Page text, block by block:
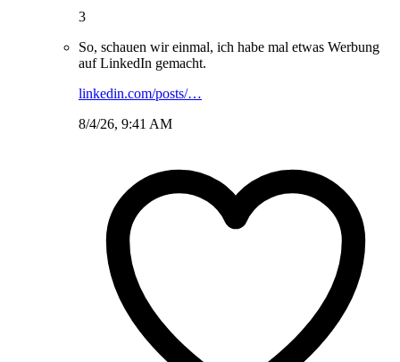
3
So, schauen wir einmal, ich habe mal etwas Werbung
auf LinkedIn gemacht.
linkedin.com/posts/…
8/4/26, 9:41 AM